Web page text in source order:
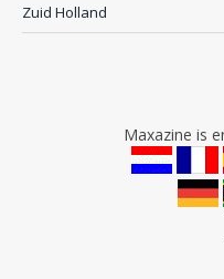
Zuid Holland
Maxazine is